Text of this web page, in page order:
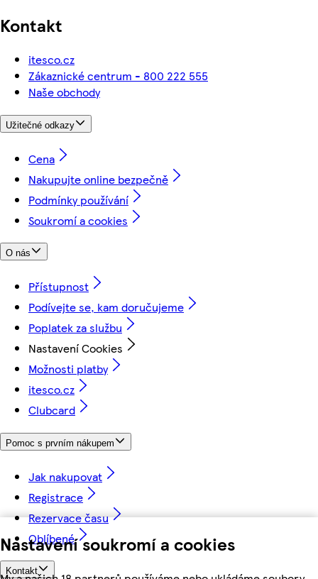
Nastavení soukromí a cookies
Kontakt
itesco.cz
Zákaznické centrum - 800 222 555
Naše obchody
Užitečné odkazy
Cena
Nakupujte online bezpečně
Podmínky používání
Soukromí a cookies
O nás
Přístupnost
Podívejte se, kam doručujeme
Poplatek za službu
Nastavení Cookies
Možnosti platby
itesco.cz
Clubcard
Pomoc s prvním nákupem
Jak nakupovat
Registrace
Rezervace času
Oblíbené
Kontakt